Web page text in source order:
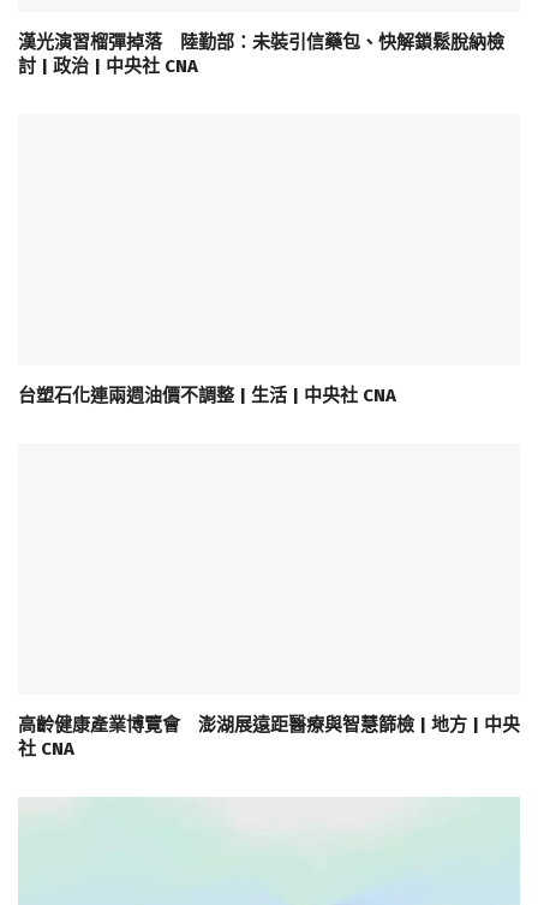
漢光演習榴彈掉落 陸勤部：未裝引信藥包、快解鎖鬆脫納檢
討 | 政治 | 中央社 CNA
台塑石化連兩週油價不調整 | 生活 | 中央社 CNA
高齡健康產業博覽會 澎湖展遠距醫療與智慧篩檢 | 地方 | 中央
社 CNA